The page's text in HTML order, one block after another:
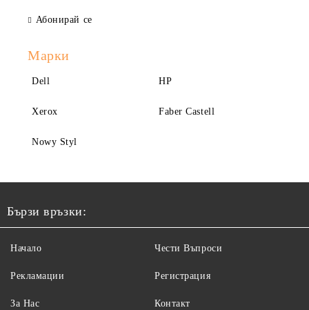
Абонирай се
Марки
Dell HP
Xerox Faber Castell
Nowy Styl
Бързи връзки:
Начало
Рекламации
За Нас
Чести Въпроси
Регистрация
Контакт